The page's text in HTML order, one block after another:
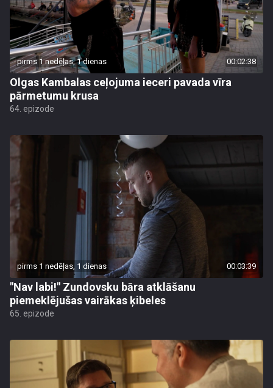
pirms 1 nedēļas, 1 dienas 00:02:38
Olgas Kambalas ceļojuma ieceri pavada vīra
pārmetumu krusa
64. epizode
pirms 1 nedēļas, 1 dienas 00:03:39
"Nav labi!" Zundovsku bāra atklāšanu
piemeklējušas vairākas ķibeles
65. epizode